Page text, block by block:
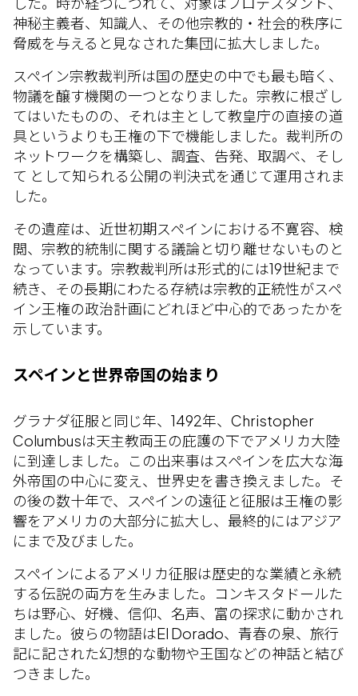
神秘主義者、知識人、その他宗教的・社会的秩序に
脅威を与えると見なされた集団に拡大しました。
スペイン宗教裁判所は国の歴史の中でも最も暗く、
物議を醸す機関の一つとなりました。宗教に根ざし
てはいたものの、それは主として教皇庁の直接の道
具というよりも王権の下で機能しました。裁判所の
ネットワークを構築し、調査、告発、取調べ、そし
て として知られる公開の判決式を通じて運用されま
した。
その遺産は、近世初期スペインにおける不寛容、検
閲、宗教的統制に関する議論と切り離せないものと
なっています。宗教裁判所は形式的には19世紀まで
続き、その長期にわたる存続は宗教的正統性がスペ
イン王権の政治計画にどれほど中心的であったかを
示しています。
スペインと世界帝国の始まり
グラナダ征服と同じ年、1492年、Christopher
Columbusは天主教両王の庇護の下でアメリカ大陸
に到達しました。この出来事はスペインを広大な海
外帝国の中心に変え、世界史を書き換えました。そ
の後の数十年で、スペインの遠征と征服は王権の影
響をアメリカの大部分に拡大し、最終的にはアジア
にまで及びました。
スペインによるアメリカ征服は歴史的な業績と永続
する伝説の両方を生みました。コンキスタドールた
ちは野心、好機、信仰、名声、富の探求に動かされ
ました。彼らの物語はEl Dorado、青春の泉、旅行
記に記された幻想的な動物や王国などの神話と結び
つきました。